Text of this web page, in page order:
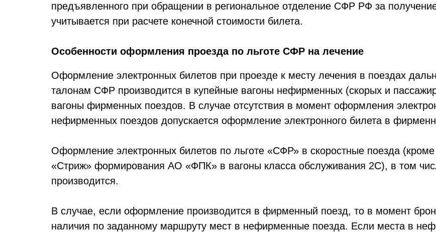
предъявленного при обращении в региональное отделение СФР РФ за
учитывается при расчете конечной стоимости билета.
Особенности оформления проезда по льготе СФР на лечение
Оформление электронных билетов при проезде к месту лечения в поездах
талонам СФР производится в купейные вагоны нефирменных (скорых и
вагоны фирменных поездов. В случае отсутствия в момент оформления
нефирменных поездов допускается оформление электронного билета в
Оформление электронных билетов по льготе «СФР» в скоростные поезда (кроме
«Стриж» формирования АО «ФПК» в вагоны класса обслуживания 2С), в том
производится.
В случае, если оформление производится в фирменный поезд, то в момент
наличия по заданному маршруту мест в нефирменные поезда. Если места в